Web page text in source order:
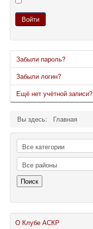
Войти
Забыли пароль?
Забыли логин?
Ещё нет учётной записи?
Вы здесь: Главная
Поиск
О Клубе АСКР